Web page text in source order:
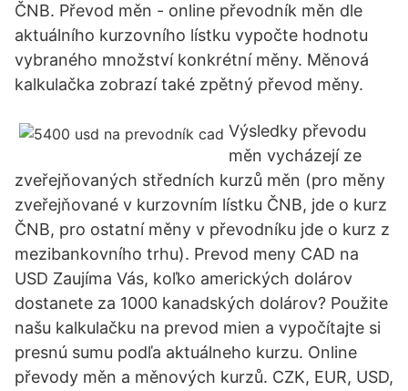
ČNB. Převod měn - online převodník měn dle
aktuálního kurzovního lístku vypočte hodnotu
vybraného množství konkrétní měny. Měnová
kalkulačka zobrazí také zpětný převod měny.
Výsledky převodu
měn vycházejí ze
zveřejňovaných středních kurzů měn (pro měny
zveřejňované v kurzovním lístku ČNB, jde o kurz
ČNB, pro ostatní měny v převodníku jde o kurz z
mezibankovního trhu). Prevod meny CAD na
USD Zaujíma Vás, koľko amerických dolárov
dostanete za 1000 kanadských dolárov? Použite
našu kalkulačku na prevod mien a vypočítajte si
presnú sumu podľa aktuálneho kurzu. Online
převody měn a měnových kurzů. CZK, EUR, USD,